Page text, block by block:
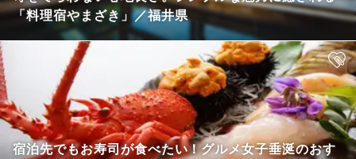
「料理宿やまざき」／福井県
宿泊先でもお寿司が食べたい！グルメ女子垂涎のおす